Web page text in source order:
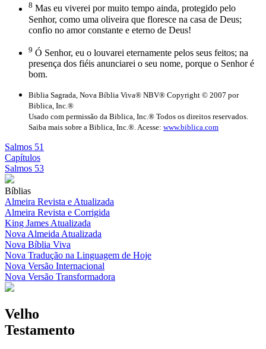
8 Mas eu viverei por muito tempo ainda, protegido pelo
Senhor, como uma oliveira que floresce na casa de Deus;
confio no amor constante e eterno de Deus!
9 Ó Senhor, eu o louvarei eternamente pelos seus feitos; na
presença dos fiéis anunciarei o seu nome, porque o Senhor é
bom.
Biblia Sagrada, Nova Bíblia Viva® NBV® Copyright © 2007 por
Biblica, Inc.®
Usado com permissão da Biblica, Inc.® Todos os direitos reservados.
Saiba mais sobre a Biblica, Inc.®. Acesse: www.biblica.com
Salmos 51
Capítulos
Salmos 53
Bíblias
Almeira Revista e Atualizada
Almeira Revista e Corrigida
King James Atualizada
Nova Almeida Atualizada
Nova Bíblia Viva
Nova Tradução na Linguagem de Hoje
Nova Versão Internacional
Nova Versão Transformadora
Velho
Testamento